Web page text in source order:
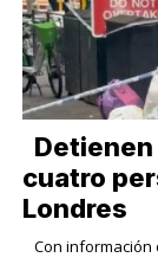
Detienen
cuatro
Londres
Con información